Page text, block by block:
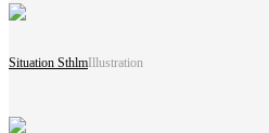
Situation Sthlm Illustration